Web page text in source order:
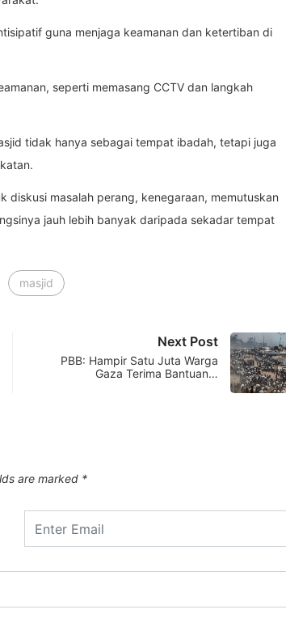
guna menjaga keamanan dan ketertiban di
seperti memasang CCTV dan langkah
tidak hanya sebagai tempat ibadah, tetapi juga
diskusi masalah perang, kenegaraan, memutuskan
jauh lebih banyak daripada sekadar tempat
masjid
Next Post
PBB: Hampir Satu Juta Warga
Gaza Terima Bantuan…
are marked *